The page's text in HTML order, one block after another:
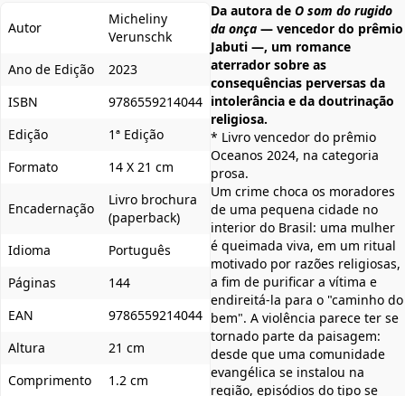
Autor
Micheliny
Verunschk
Ano de Edição
2023
ISBN
9786559214044
Edição
1ª Edição
Formato
14 X 21 cm
Encadernação
Livro brochura
(paperback)
Idioma
Português
Páginas
144
EAN
9786559214044
Altura
21 cm
Comprimento
1.2 cm
Da autora de O som do rugido
da onça — vencedor do prêmio
Jabuti —, um romance
aterrador sobre as
consequências perversas da
intolerância e da doutrinação
religiosa.
* Livro vencedor do prêmio
Oceanos 2024, na categoria
prosa.
Um crime choca os moradores
de uma pequena cidade no
interior do Brasil: uma mulher
é queimada viva, em um ritual
motivado por razões religiosas,
a fim de purificar a vítima e
endireitá-la para o "caminho do
bem". A violência parece ter se
tornado parte da paisagem:
desde que uma comunidade
evangélica se instalou na
região, episódios do tipo se